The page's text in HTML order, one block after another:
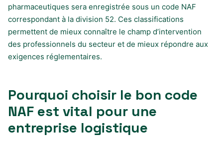
pharmaceutiques sera enregistrée sous un code NAF
correspondant à la division 52. Ces classifications
permettent de mieux connaître le champ d’intervention
des professionnels du secteur et de mieux répondre aux
exigences réglementaires.
Pourquoi choisir le bon code
NAF est vital pour une
entreprise logistique